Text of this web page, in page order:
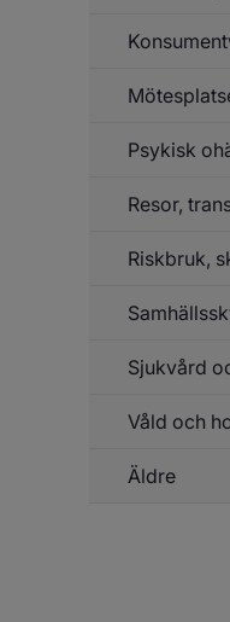
Psykisk
Resor,
Riskbruk,
Sjukvård
Våld och
Äldre